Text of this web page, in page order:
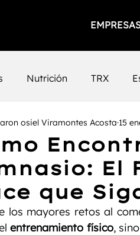
Nutrición TRX
Ejercicios
Entrenamiento Femenino
Bienestar Mental
El
que
osiel Viramontes Acosta 15
los mayores retos al
entrenamiento físico,